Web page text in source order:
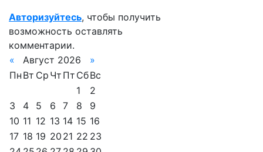
Авторизуйтесь, чтобы получить
возможность оставлять
комментарии.
«
Август 2026
»
Пн Вт Ср Чт Пт СбВс
1
2
3
4 5 6 7 8
9
10 11 12 13 14 15 16
17 18 19 20 21 22 23